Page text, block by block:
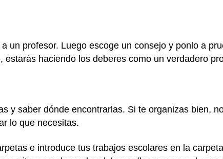
un profesor. Luego escoge un consejo y ponlo a
haciendo los deberes como un verdadero
y saber dónde encontrarlas. Si te organizas bien,
lo que necesitas.
e introduce tus trabajos escolares en la